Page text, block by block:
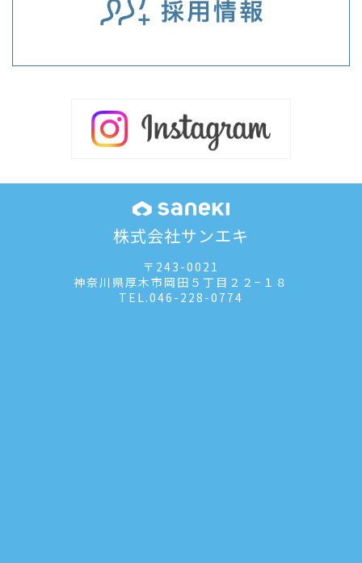
株式会社サンエキ
〒243-0021
神奈川県厚木市岡田５丁目２２−１８
TEL.046-228-0774